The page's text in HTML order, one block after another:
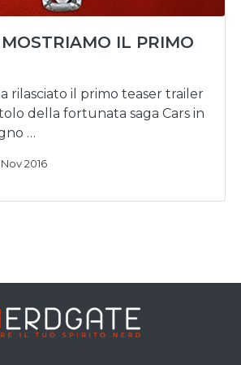
IL PRIMO
rilasciato il primo teaser trailer
della fortunata saga Cars in
…
2016